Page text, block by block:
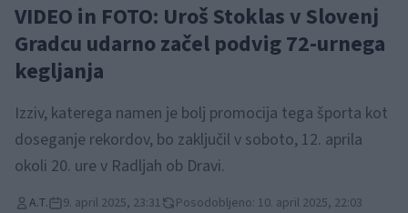
VIDEO in FOTO: Uroš Stoklas v Slovenj
Gradcu udarno začel podvig 72-urnega
kegljanja
Izziv, katerega namen je bolj promocija tega športa kot
doseganje rekordov, bo zaključil v soboto, 12. aprila
okoli 20. ure v Radljah ob Dravi.
A.T. 9. april 2025, 23:31 Posodobljeno: 10. april 2025, 22:03